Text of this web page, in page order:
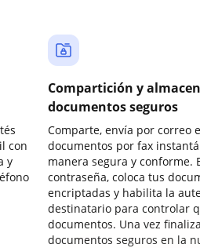
con
y
Compartición y
documentos seguros
Comparte, envía por correo
documentos por fax
manera segura y conforme.
contraseña, coloca tus
encriptadas y habilita la
destinatario para controlar
documentos. Una vez
documentos seguros en la